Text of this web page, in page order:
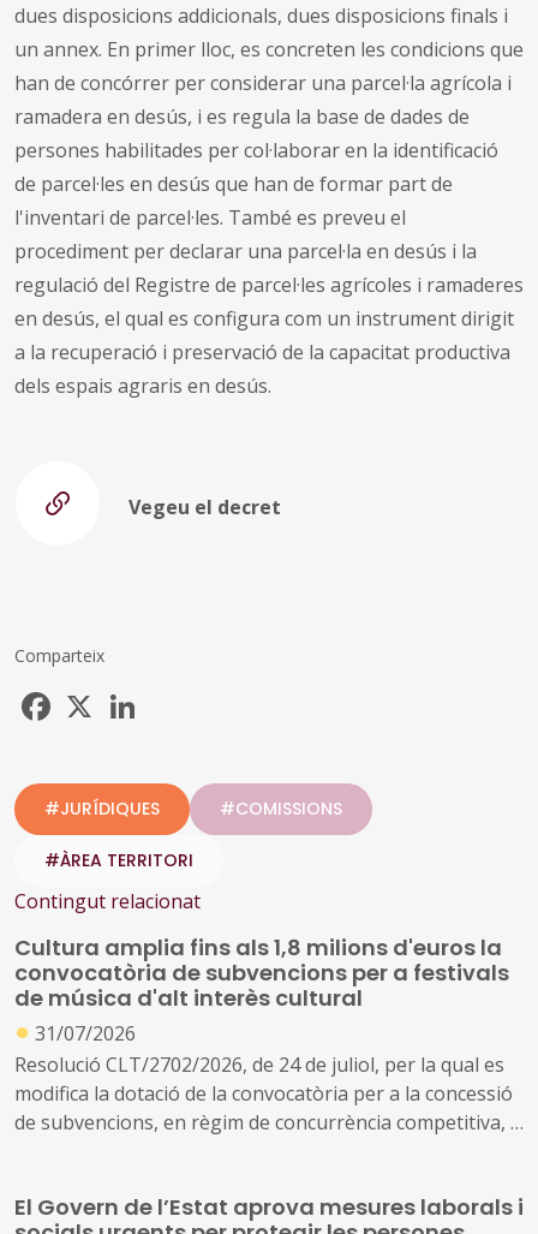
dues disposicions addicionals, dues disposicions finals i
un annex. En primer lloc, es concreten les condicions que
han de concórrer per considerar una parcel·la agrícola i
ramadera en desús, i es regula la base de dades de
persones habilitades per col·laborar en la identificació
de parcel·les en desús que han de formar part de
l'inventari de parcel·les. També es preveu el
procediment per declarar una parcel·la en desús i la
regulació del Registre de parcel·les agrícoles i ramaderes
en desús, el qual es configura com un instrument dirigit
a la recuperació i preservació de la capacitat productiva
dels espais agraris en desús.
Vegeu el decret
Comparteix
Facebook
#JURÍDIQUES #COMISSIONS
#ÀREA TERRITORI
Contingut relacionat
Cultura amplia fins als 1,8 milions d'euros la
convocatòria de subvencions per a festivals
de música d'alt interès cultural
● 31/07/2026
Resolució CLT/2702/2026, de 24 de juliol, per la qual es
modifica la dotació de la convocatòria per a la concessió
de subvencions, en règim de concurrència competitiva, a
El Govern de l’Estat aprova mesures laborals i